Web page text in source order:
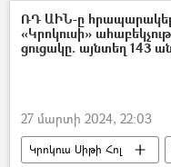
Ուրսուլա ֆոն դեր Լյայեն
Էնթոնի Բլինկեն
ՌԴ ԱԻՆ-ը
«Կրոկուսի»
ցուցակը. այնտեղ 143
27 մարտի 2024, 22:03
Կրոկուս Սիթի Հոլ